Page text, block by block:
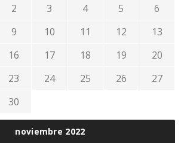
noviembre 2022
2 3 4 5
6
9 10 11 12
13
16 17 18 19
20
23 24 25 26
27
30